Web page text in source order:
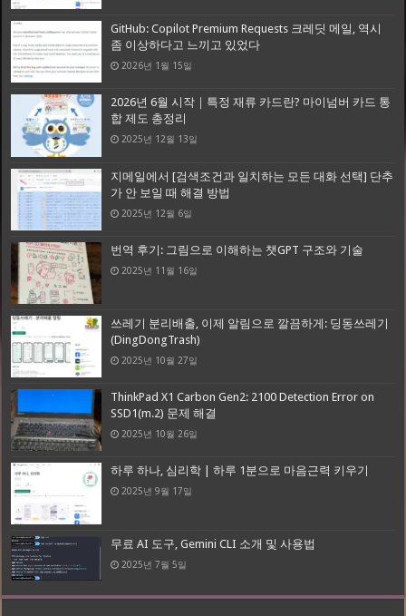
GitHub: Copilot Premium Requests 크레딧 메일, 역시
좀 이상하다고 느끼고 있었다
2026년 1월 15일
2026년 6월 시작｜특정 재류 카드란? 마이넘버 카드 통
합 제도 총정리
2025년 12월 13일
지메일에서 [검색조건과 일치하는 모든 대화 선택] 단추
가 안 보일 때 해결 방법
2025년 12월 6일
번역 후기: 그림으로 이해하는 챗GPT 구조와 기술
2025년 11월 16일
쓰레기 분리배출, 이제 알림으로 깔끔하게: 딩동쓰레기
(DingDongTrash)
2025년 10월 27일
ThinkPad X1 Carbon Gen2: 2100 Detection Error on
SSD1(m.2) 문제 해결
2025년 10월 26일
하루 하나, 심리학 | 하루 1분으로 마음근력 키우기
2025년 9월 17일
무료 AI 도구, Gemini CLI 소개 및 사용법
2025년 7월 5일